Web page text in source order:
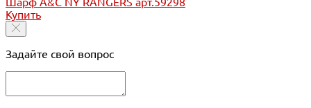
Купить
Задайте свой вопрос